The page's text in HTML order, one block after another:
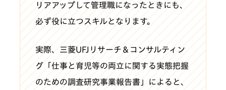
リアアップして管理職になったときにも、
必ず役に立つスキルとなります。
実際、三菱UFJリサーチ＆コンサルティン
グ「仕事と育児等の両立に関する実態把握
のための調査研究事業報告書」によると、